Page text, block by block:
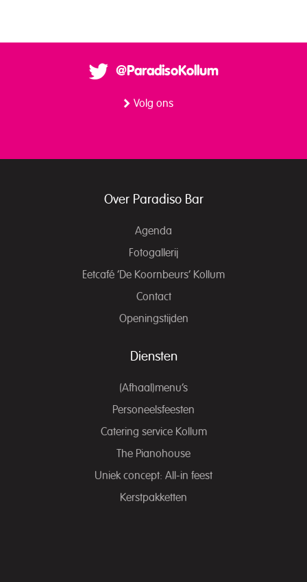
@ParadisoKollum
Volg ons
Over Paradiso Bar
Agenda
Fotogallerij
Eetcafé ‘De Koornbeurs’ Kollum
Contact
Openingstijden
Diensten
(Afhaal)menu’s
Personeelsfeesten
Catering service Kollum
The Pianohouse
Uniek concept: All-in feest
Kerstpakketten